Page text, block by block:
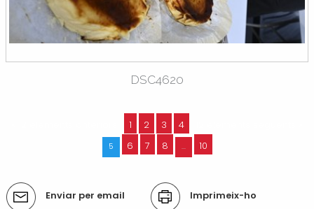
DSC4620
1 2 3 4
5 6 7 8 ... 10
Accions
del
Enviar per email Imprimeix-ho